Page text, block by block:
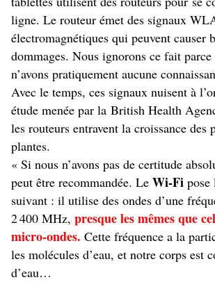
ligne. Le routeur émet des signaux
électromagnétiques qui peuvent causer
dommages. Nous ignorons ce fait parce
n’avons pratiquement aucune
Avec le temps, ces signaux nuisent à
étude menée par la British Health
les routeurs entravent la croissance des
plantes.
« Si nous n’avons pas de certitude
peut être recommandée. Le Wi-Fi pose
suivant : il utilise des ondes d’une
2 400 MHz, presque les mêmes que
micro-ondes. Cette fréquence a la
les molécules d’eau, et notre corps est
d’eau…